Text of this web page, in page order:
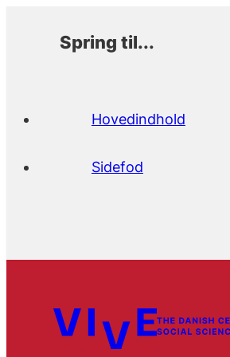
Spring til...
Hovedindhold
Sidefod